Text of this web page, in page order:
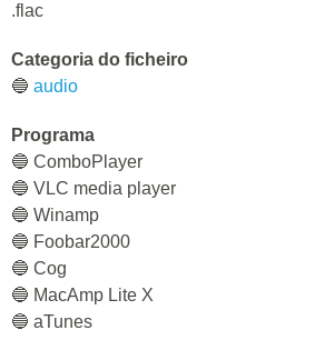
.flac
Categoria do ficheiro
🔵 audio
Programa
🔵 СomboPlayer
🔵 VLC media player
🔵 Winamp
🔵 Foobar2000
🔵 Cog
🔵 MacAmp Lite X
🔵 aTunes